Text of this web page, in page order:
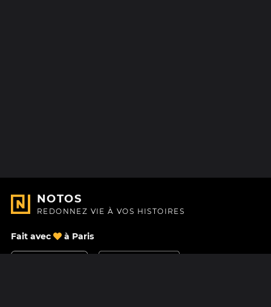
NOTOS
REDONNEZ VIE À VOS HISTOIRES
Fait avec à Paris